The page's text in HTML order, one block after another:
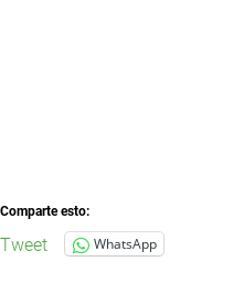
Comparte esto:
Tweet WhatsApp